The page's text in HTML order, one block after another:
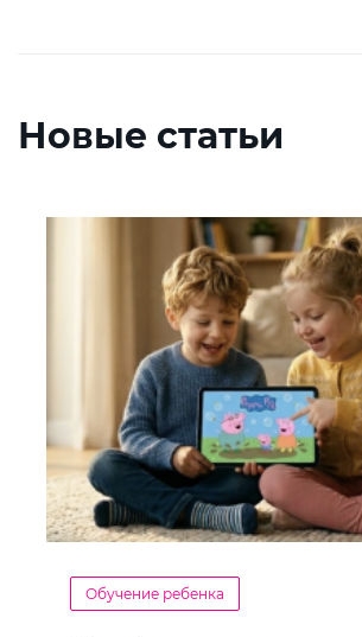
Новые статьи
Обучение ребенка